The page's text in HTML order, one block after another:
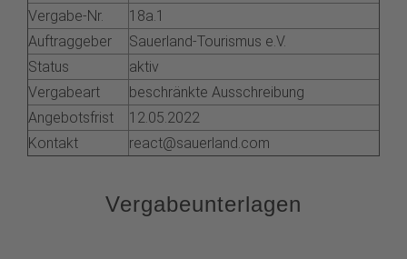
Vergabe-Nr.
18a.1
Auftraggeber
Sauerland-Tourismus e.V.
Status
aktiv
Vergabeart
beschränkte Ausschreibung
Angebotsfrist
12.05.2022
Kontakt
react@sauerland.com
Vergabeunterlagen